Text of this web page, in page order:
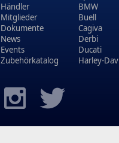
Händler
Mitglieder
Dokumente
News
Events
Zubehörkatalog
BMW
Buell
Cagiva
Derbi
Ducati
Harley-